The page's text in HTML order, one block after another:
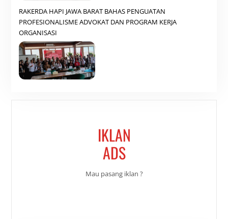
RAKERDA HAPI JAWA BARAT BAHAS PENGUATAN
PROFESIONALISME ADVOKAT DAN PROGRAM KERJA
ORGANISASI
IKLAN
ADS
Mau pasang iklan ?